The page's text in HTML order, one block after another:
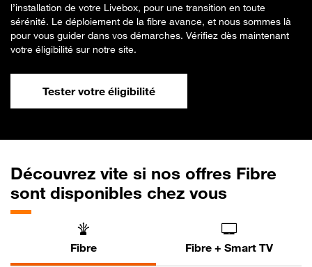
l’installation de votre Livebox, pour une transition en toute
sérénité. Le déploiement de la fibre avance, et nous sommes là
pour vous guider dans vos démarches. Vérifiez dès maintenant
votre éligibilité sur notre site.
Tester votre éligibilité
Découvrez vite si nos offres Fibre
sont disponibles chez vous
Fibre Fibre + Smart TV